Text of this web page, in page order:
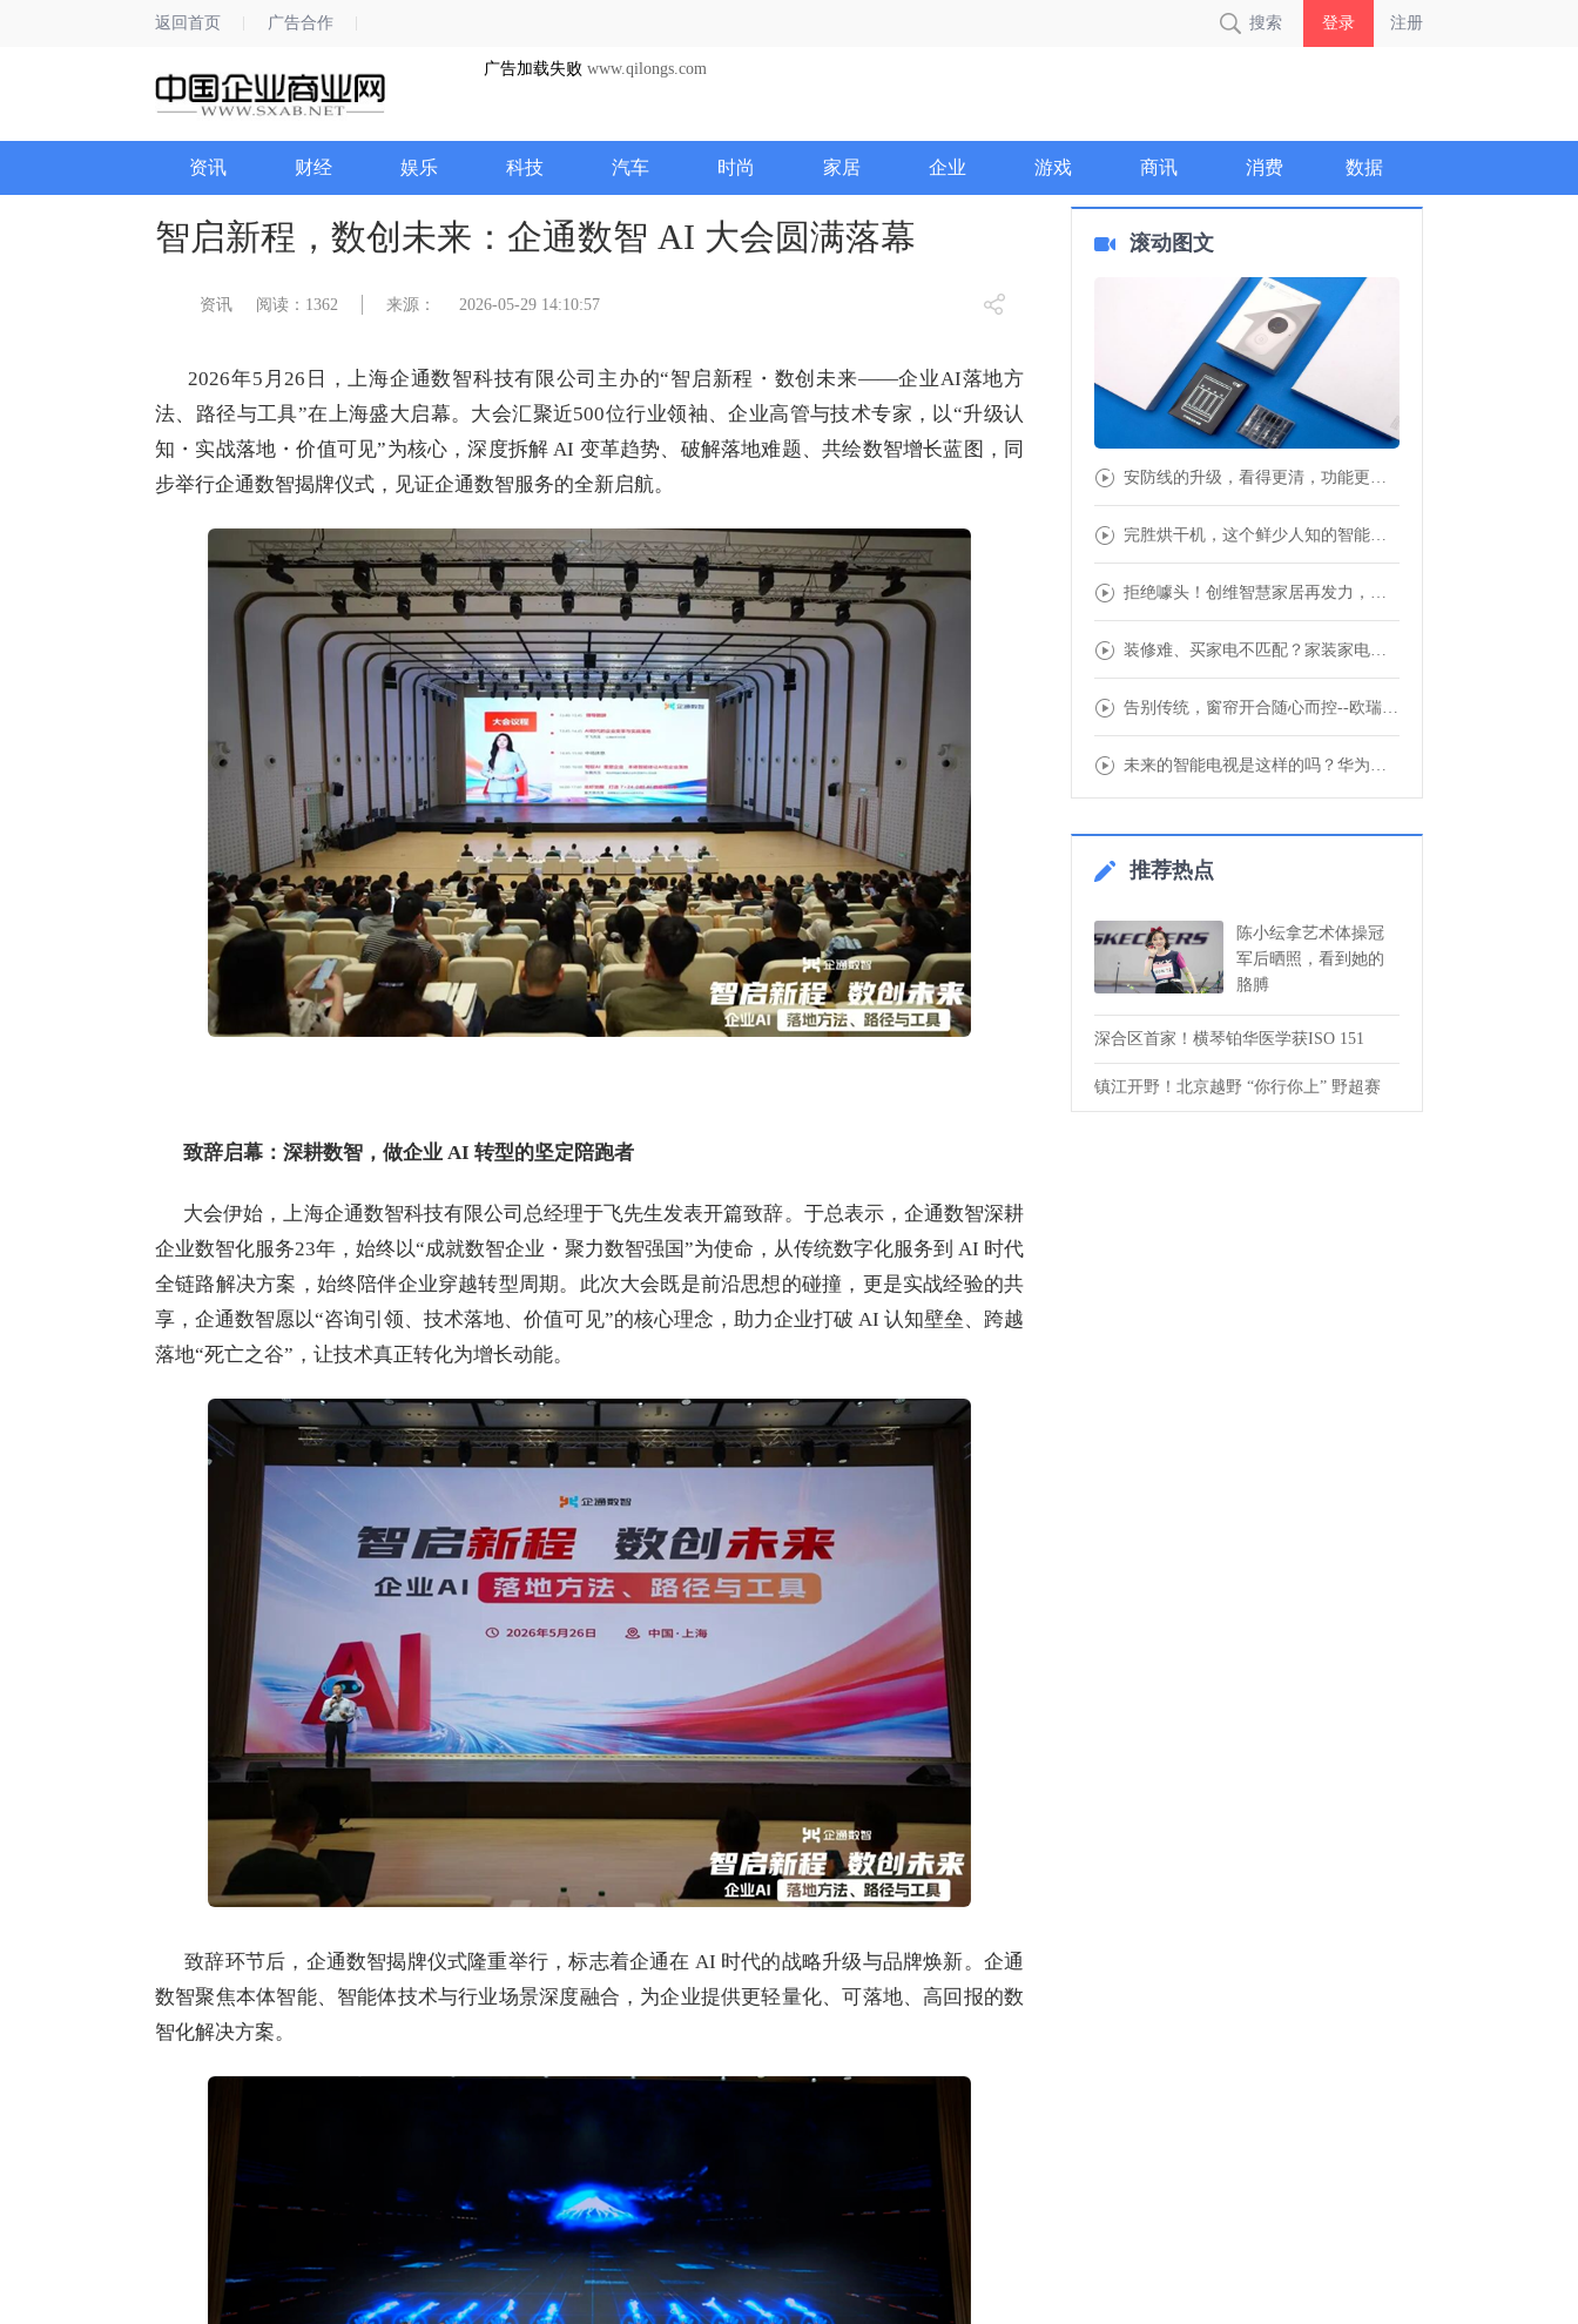
返回首页 广告合作 搜索 登录 注册
广告加载失败 www.qilongs.com
资讯 财经 娱乐 科技 汽车 时尚 家居 企业 游戏 商讯 消费 数据
智启新程，数创未来：企通数智 AI 大会圆满落幕
资讯 阅读：1362 来源： 2026-05-29 14:10:57
2026年5月26日，上海企通数智科技有限公司主办的“智启新程・数创未来——企业AI落地方
法、路径与工具”在上海盛大启幕。大会汇聚近500位行业领袖、企业高管与技术专家，以“升级认
知・实战落地・价值可见”为核心，深度拆解 AI 变革趋势、破解落地难题、共绘数智增长蓝图，同
步举行企通数智揭牌仪式，见证企通数智服务的全新启航。
致辞启幕：深耕数智，做企业 AI 转型的坚定陪跑者
大会伊始，上海企通数智科技有限公司总经理于飞先生发表开篇致辞。于总表示，企通数智深耕
企业数智化服务23年，始终以“成就数智企业・聚力数智强国”为使命，从传统数字化服务到 AI 时代
全链路解决方案，始终陪伴企业穿越转型周期。此次大会既是前沿思想的碰撞，更是实战经验的共
享，企通数智愿以“咨询引领、技术落地、价值可见”的核心理念，助力企业打破 AI 认知壁垒、跨越
落地“死亡之谷”，让技术真正转化为增长动能。
致辞环节后，企通数智揭牌仪式隆重举行，标志着企通在 AI 时代的战略升级与品牌焕新。企通
数智聚焦本体智能、智能体技术与行业场景深度融合，为企业提供更轻量化、可落地、高回报的数
智化解决方案。
滚动图文
安防线的升级，看得更清，功能更强：叮零智能
完胜烘干机，这个鲜少人知的智能家居开始走进
拒绝噱头！创维智慧家居再发力，联动多品牌重
装修难、买家电不匹配？家装家电一体化，7大
告别传统，窗帘开合随心而控--欧瑞博智能窗
未来的智能电视是这样的吗？华为智慧屏使用1
推荐热点
陈小纭拿艺术体操冠
军后晒照，看到她的
胳膊
深合区首家！横琴铂华医学获ISO 151
镇江开野！北京越野 “你行你上” 野超赛